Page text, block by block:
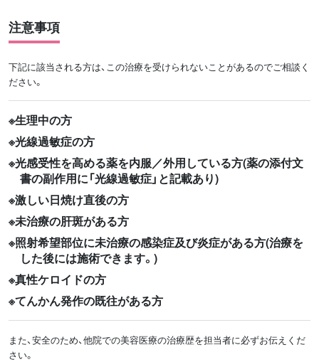
注意事項
下記に該当される方は、この治療を受けられないことがあるのでご相談く
ださい。
生理中の方
光線過敏症の方
光感受性を高める薬を内服／外用している方(薬の添付文
書の副作用に「光線過敏症」と記載あり)
激しい日焼け直後の方
未治療の肝斑がある方
照射希望部位に未治療の感染症及び炎症がある方(治療を
した後には施術できます。)
真性ケロイドの方
てんかん発作の既往がある方
また、安全のため、他院での美容医療の治療歴を担当者に必ずお伝えくだ
さい。